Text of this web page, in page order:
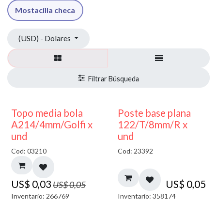
Mostacilla checa
(USD) - Dolares
40% DESCUENTO
Topo media bola
A214/4mm/Golfi x
und
Cod: 03210
US$ 0,03US$0,05
Inventario: 266769
Poste base plana
122/T/8mm/R x
und
Cod: 23392
US$ 0,05
Inventario: 358174